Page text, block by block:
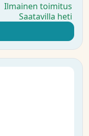
Ilmainen toimitus
Saatavilla heti